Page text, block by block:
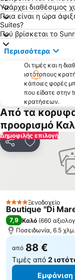
Γλύφα
Χαλανδριανή
Παραλία Βάρης
Μαρτσέλο
Περιβαλλοντικό και Πολιτιστικό Πάρκο
Εθνικό
Παναγία Κανάλα
Όρμος Γιαννάκη
Κίνι
Φοίνικας
Αγροτομουσείο-Μύλος
Καλύβια
Υπάρχει διαθέσιμος
Ποια είναι η ώρα
Suites?
Πού βρίσκεται το
Περισσότερα
Οι τιμές και η
ιστότοπους
κάποιες φορές
που είδατε στην
κρατήσεων.
Από τα
προορισμό
Δημοφιλής επιλογή
ΚοινοποίησηΠροσθήκη
4 ΑστέριαΞενοδοχείο
Boutique ''Di
7,9 Καλό (660
Ποσειδωνία, 6.5
από 88 €
Τιμές από 2
Εμφάνιση